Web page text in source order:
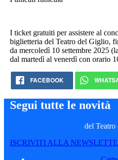
I ticket gratuiti per assistere al
biglietteria del Teatro del Giglio,
da mercoledì 10 settembre 2025
dal martedì al venerdì con orario
FACEBOOK
Segui tutte le novità
del
ISCRIVITI ALLA